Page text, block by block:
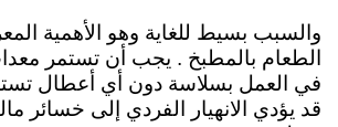
والسبب بسيط للغاية وهو الأهمية
الطعام بالمطبخ . يجب أن تستمر
في العمل بسلاسة دون أي أعطال
قد يؤدي الانهيار الفردي إلى خسائر